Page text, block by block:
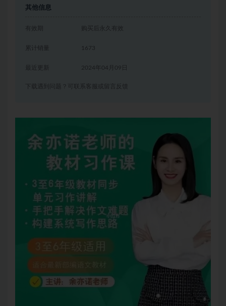
其他信息
有效期 购买后永久有效
累计销量 1673
2024年04月09日
下载遇到问题？可联系客服或留言反馈